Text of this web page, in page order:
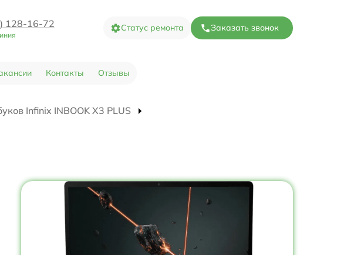
128-16-72 Статус ремонта Заказать звонок
Контакты Отзывы
Infinix INBOOK X3 PLUS